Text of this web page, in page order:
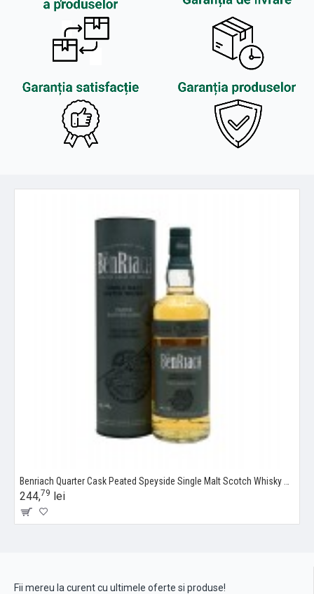
244,79 lei
Fii mereu la curent cu ultimele oferte si produse!